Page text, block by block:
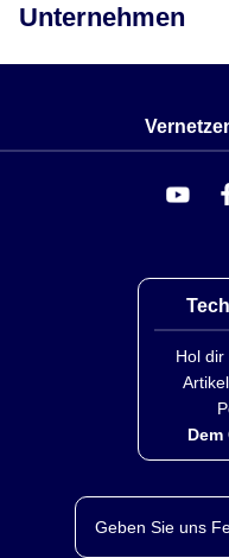
Unternehmen
Hol
Geben Sie uns